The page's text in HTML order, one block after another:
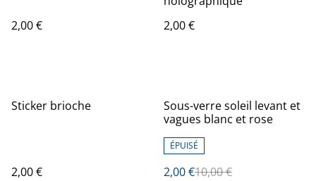
2,00 €
2,00 €
Sticker brioche
2,00 €
%
Sous-verre soleil levant et
vagues blanc et rose
ÉPUISÉ
2,00 €10,00 €